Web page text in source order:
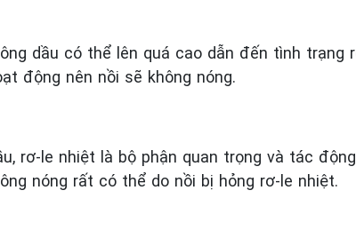
dầu có thể lên quá cao dẫn đến tình trạng
động nên nồi sẽ không nóng.
rơ-le nhiệt là bộ phận quan trọng và tác
nóng rất có thể do nồi bị hỏng rơ-le nhiệt.